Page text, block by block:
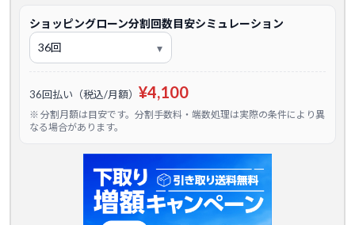
ショッピングローン分割回数目安シミュレーション
36回払い（税込/月額） ¥4,100
※ 分割月額は目安です。分割手数料・端数処理は実際の条件により異
なる場合があります。